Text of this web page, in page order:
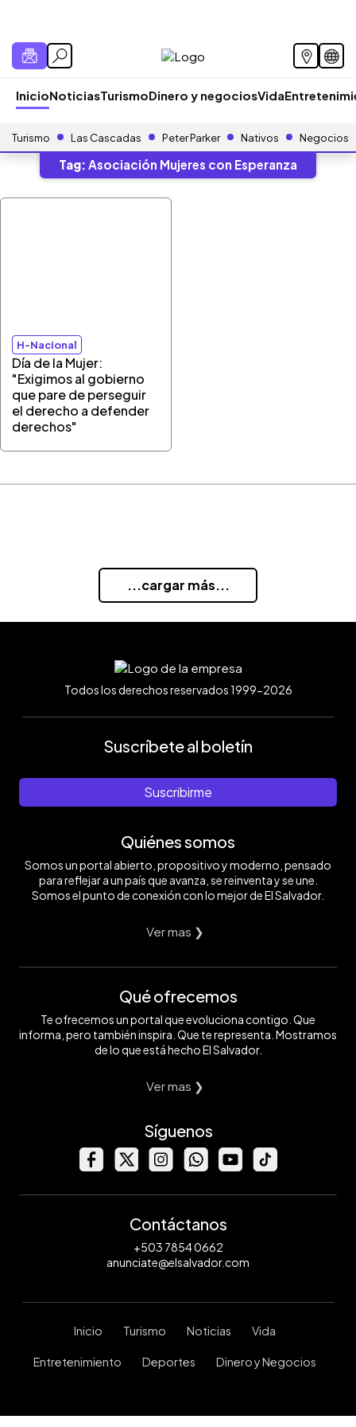
InicioNoticiasTurismoDinero y negociosVida
Turismo Las Cascadas Peter Parker Nativos Negocios
Tag: Asociación Mujeres con Esperanza
H-Nacional
Día de la Mujer:
"Exigimos al gobierno
que pare de perseguir
el derecho a defender
derechos"
...cargar más...
Todos los derechos reservados 1999-2026
Suscríbete al boletín
Suscribirme
Quiénes somos
Somos un portal abierto, propositivo y moderno, pensado
para reflejar a un país que avanza, se reinventa y se une.
Somos el punto de conexión con lo mejor de El Salvador.
Ver mas ❯
Qué ofrecemos
Te ofrecemos un portal que evoluciona contigo. Que
informa, pero también inspira. Que te representa. Mostramos
de lo que está hecho El Salvador.
Ver mas ❯
Síguenos
Contáctanos
+503 7854 0662
anunciate@elsalvador.com
Inicio Turismo Noticias Vida
Entretenimiento Deportes Dinero y Negocios